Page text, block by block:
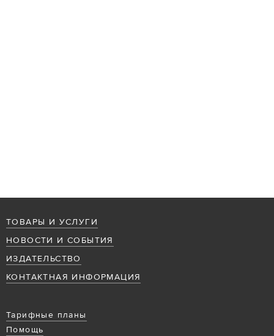
ТОВАРЫ И УСЛУГИ
НОВОСТИ И СОБЫТИЯ
ИЗДАТЕЛЬСТВО
КОНТАКТНАЯ ИНФОРМАЦИЯ
Тарифные планы
Помощь